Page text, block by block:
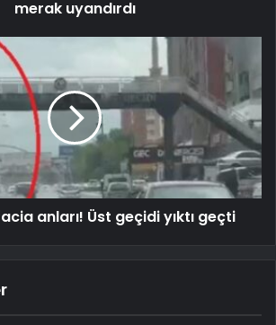
merak uyandırdı
anları! Üst geçidi yıktı geçti